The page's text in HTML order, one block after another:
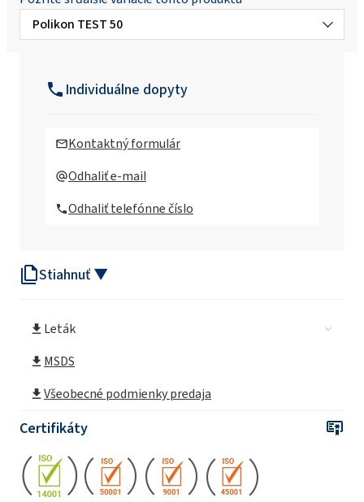
Stiahnuť ▼
Leták
MSDS
Všeobecné podmienky predaja
Certifikáty
Polikon TEST 50
Individuálne dopyty
Kontaktný formulár
Odhaliť e-mail
Odhaliť telefónne číslo